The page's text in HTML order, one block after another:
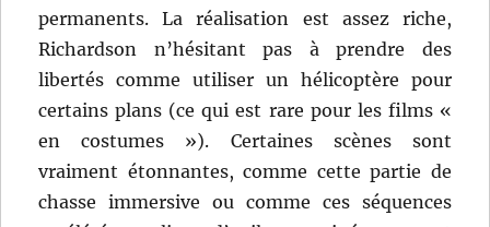
permanents. La réalisation est assez riche,
Richardson n’hésitant pas à prendre des
libertés comme utiliser un hélicoptère pour
certains plans (ce qui est rare pour les films «
en costumes »). Certaines scènes sont
vraiment étonnantes, comme cette partie de
chasse immersive ou comme ces séquences